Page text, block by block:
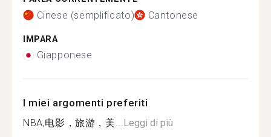
Cinese (semplificato) Cantonese
IMPARA
Giapponese
I miei argomenti preferiti
NBA,电影，旅游，美...Leggi di più